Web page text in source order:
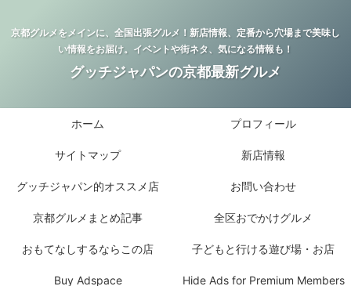
京都グルメをメインに、全国出張グルメ！新店情報、定番から穴場まで美味し
い情報をお届け。イベントや街ネタ、気になる情報も！
グッチジャパンの京都最新グルメ
ホーム プロフィール
サイトマップ 新店情報
グッチジャパン的オススメ店 お問い合わせ
京都グルメまとめ記事 全区おでかけグルメ
おもてなしするならこの店 子どもと行ける遊び場・お店
Buy Adspace Hide Ads for Premium Members